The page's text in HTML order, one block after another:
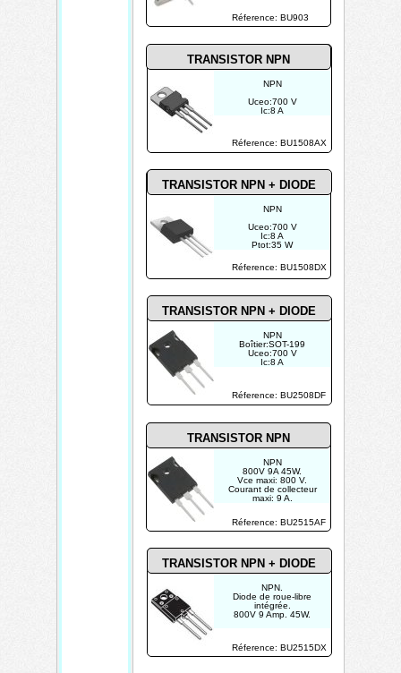
NPN
Uceo:700 V
Ic:8 A
Ptot:35 W
Réference: BU1508DX
TRANSISTOR NPN + DIODE
NPN
Uceo:700 V
Ic:8 A
NPN
Boîtier:SOT-199
Uceo:700 V
Ic:8 A
TRANSISTOR NPN
Réference: BU1508AX
Réference: BU903
Réference: BU2508DF
Réference: BU2515AF
TRANSISTOR NPN + DIODE
TRANSISTOR NPN
NPN
800V 9A 45W.
Vce maxi: 800 V.
Courant de collecteur
maxi: 9 A.
TRANSISTOR NPN + DIODE
Réference: BU2515DX
NPN.
Diode de roue-libre
intégrée.
800V 9 Amp. 45W.